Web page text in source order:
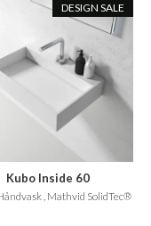
DESIGN SALE
Kubo Inside 60
, Mathvid SolidTec®